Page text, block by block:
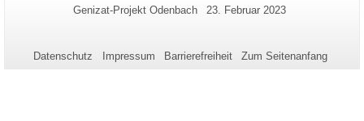
Zusätzliche
dieser
Seiten-
Genizat-Projekt Odenbach
Letzte
23. Februar 2023
Datenschutz Impressum Barrierefreiheit Zum Seitenanfang